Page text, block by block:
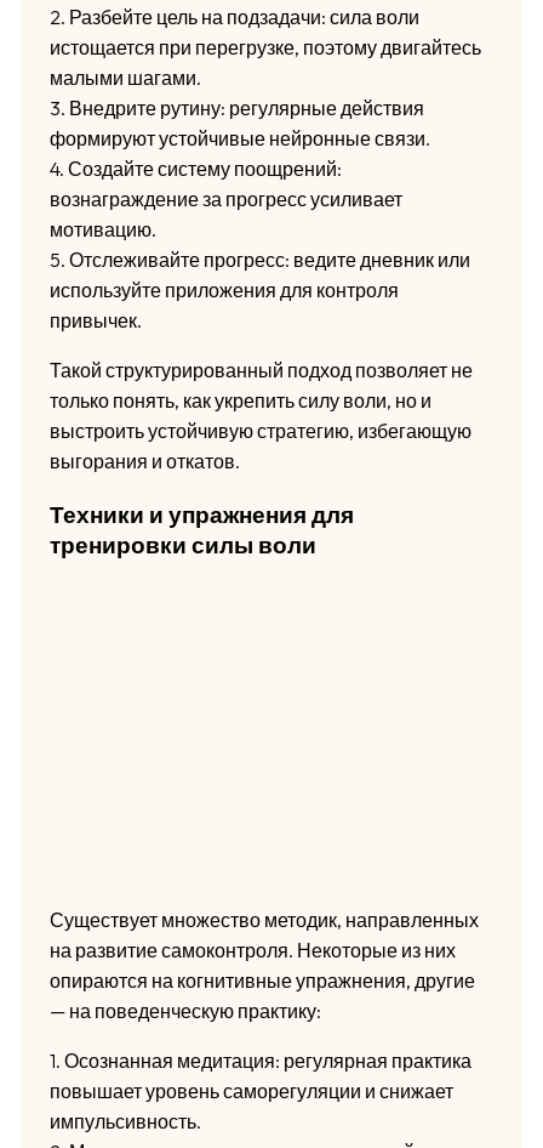
2. Разбейте цель на подзадачи: сила воли
истощается при перегрузке, поэтому двигайтесь
малыми шагами.
3. Внедрите рутину: регулярные действия
формируют устойчивые нейронные связи.
4. Создайте систему поощрений:
вознаграждение за прогресс усиливает
мотивацию.
5. Отслеживайте прогресс: ведите дневник или
используйте приложения для контроля
привычек.
Такой структурированный подход позволяет не
только понять, как укрепить силу воли, но и
выстроить устойчивую стратегию, избегающую
выгорания и откатов.
Техники и упражнения для
тренировки силы воли
Существует множество методик, направленных
на развитие самоконтроля. Некоторые из них
опираются на когнитивные упражнения, другие
— на поведенческую практику:
1. Осознанная медитация: регулярная практика
повышает уровень саморегуляции и снижает
импульсивность.